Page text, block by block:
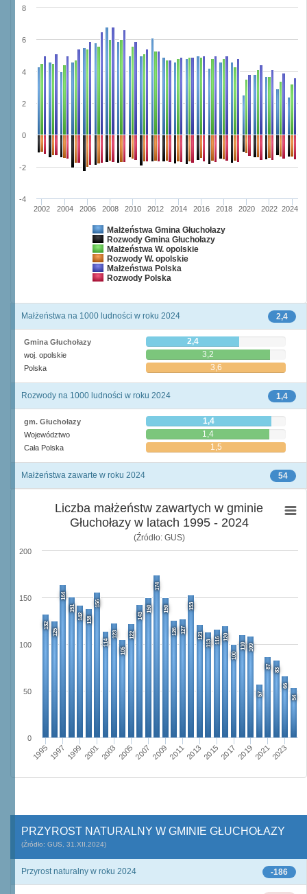
Małżeństwa Gmina Głuchołazy
Rozwody Gmina Głuchołazy
Małżeństwa W. opolskie
Rozwody W. opolskie
Małżeństwa Polska
Rozwody Polska
2002 2004 2006 2008 2010 2012 2014 2016 2018 2020 2022 2024
-4
-2
0
2
4
6
8
2,4
Małżeństwa na 1000 ludności w roku 2024
Gmina Głuchołazy 2,4
woj. opolskie 3,2
Polska 3,6
1,4
Rozwody na 1000 ludności w roku 2024
gm. Głuchołazy 1,4
Województwo 1,4
Cała Polska 1,5
54
Małżeństwa zawarte w roku 2024
Liczba małżeństw zawartych w gminie
Głuchołazy w latach 1995 - 2024
(Źródło: GUS)
132
125
164
151
142 138
156
114
123
105
122
143
150
174
150
126 127
153
121
113 116 120
100
110 109
57
87
83
66
54
19951997 1999 20012003 20052007 20092011201320152017 201920212023
0
50
100
150
200
PRZYROST NATURALNY W GMINIE GŁUCHOŁAZY
(Źródło: GUS, 31.XII.2024)
-186
Przyrost naturalny w roku 2024